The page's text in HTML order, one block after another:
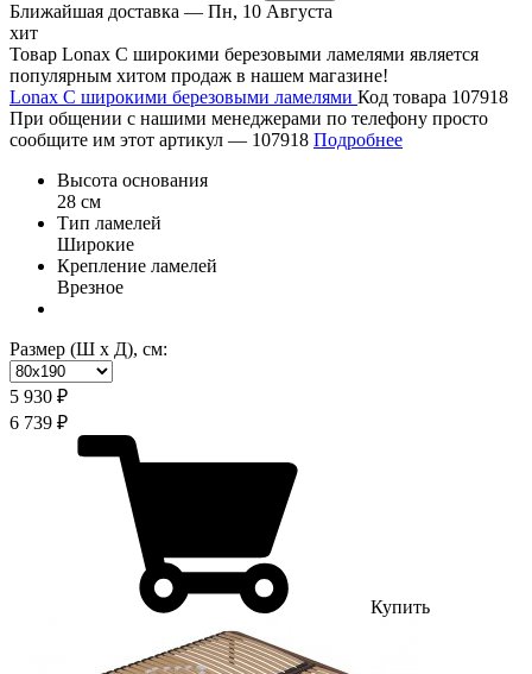
Ближайшая доставка — Пн, 10 Августа
хит
Товар Lonax С широкими березовыми ламелями является
популярным хитом продаж в нашем магазине!
Lonax С широкими березовыми ламелями Код товара 107918
При общении с нашими менеджерами по телефону просто
сообщите им этот артикул — 107918 Подробнее
Высота основания
28 см
Тип ламелей
Широкие
Крепление ламелей
Врезное
Размер (Ш х Д), см:
5 930 ₽
6 739 ₽
Купить